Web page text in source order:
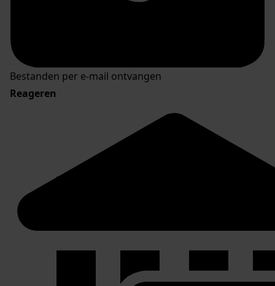
Bestanden per e-mail ontvangen
Reageren